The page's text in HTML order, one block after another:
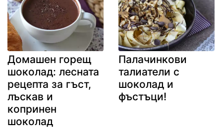
Домашен горещ
шоколад: лесната
рецепта за гъст,
лъскав и
копринен
шоколад
Палачинкови
талиатели с
шоколад и
фъстъци!